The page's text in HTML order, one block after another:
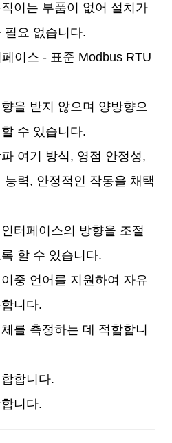
이는 부품이 없어 설치가
필요 없습니다.
이스 - 표준 Modbus RTU
을 받지 않으며 양방향으
수 있습니다.
여기 방식, 영점 안정성,
능력, 안정적인 작동을 채택
터페이스의 방향을 조절
할 수 있습니다.
중 언어를 지원하여 자유
니다.
를 측정하는 데 적합합니
합니다.
니다.